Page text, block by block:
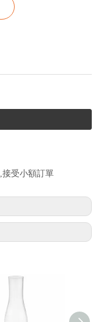
受小額訂單